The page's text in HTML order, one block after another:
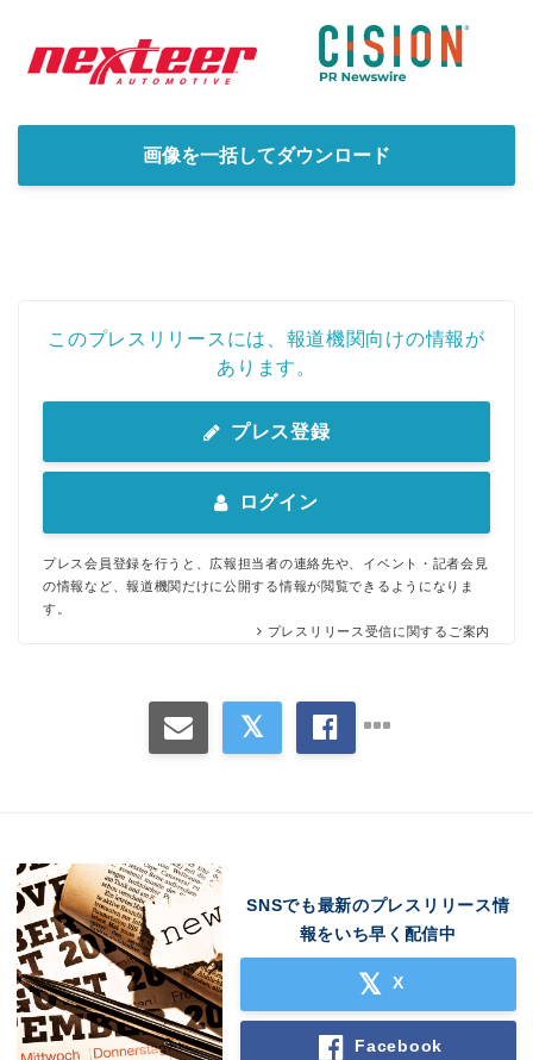
画像を一括してダウンロード
このプレスリリースには、報道機関向けの情報が
あります。
プレス登録
ログイン
プレス会員登録を行うと、広報担当者の連絡先や、イベント・記者会見
の情報など、報道機関だけに公開する情報が閲覧できるようになりま
す。
プレスリリース受信に関するご案内
SNSでも最新のプレスリリース情
報をいち早く配信中
X
Facebook